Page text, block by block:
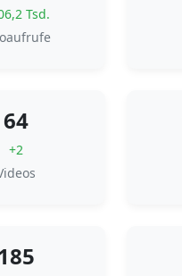
Tsd.
64
+2